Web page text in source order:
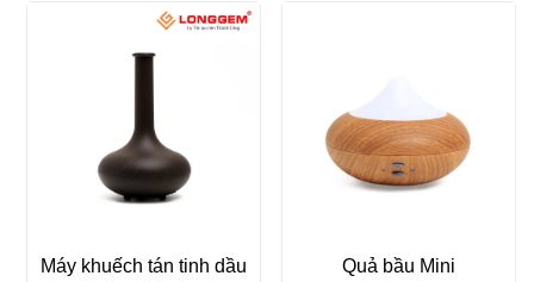
Máy khuếch tán tinh dầu
Quả bầu Mini